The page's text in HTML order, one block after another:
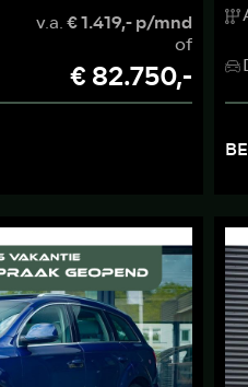
v.a.€ 1.419,- p/mnd
of
€ 82.750,-